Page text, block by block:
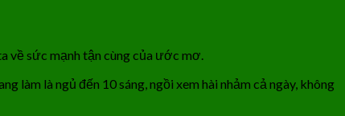
về sức mạnh tận cùng của ước mơ.
làm là ngủ đến 10 sáng, ngồi xem hài nhảm cả ngày, không